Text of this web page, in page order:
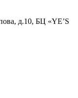
д.10, БЦ «YE’S